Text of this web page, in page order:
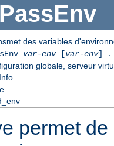
PassEnv
des variables
var-env[var-env]
globale, serveur
permet